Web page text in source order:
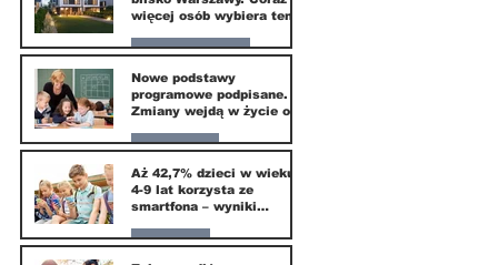
więcej osób wybiera ten
Nasze miasto
20 mar
Nowe podstawy
programowe podpisane.
Zmiany wejdą w życie od
Edukacja
16 mar
Aż 42,7% dzieci w wieku
4-9 lat korzysta ze
smartfona – wyniki
Instytutu Mediów
Parents